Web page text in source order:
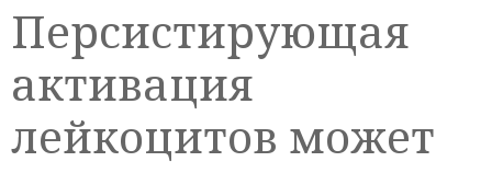
Персистирующая
активация
лейкоцитов может